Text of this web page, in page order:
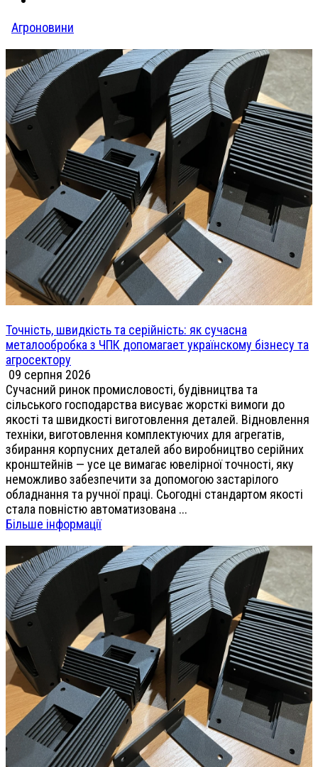
Агроновини
Точність, швидкість та серійність: як сучасна
металообробка з ЧПК допомагает українскому бізнесу та
агросектору
09 серпня 2026
Сучасний ринок промисловості, будівництва та
сільського господарства висуває жорсткі вимоги до
якості та швидкості виготовлення деталей. Відновлення
техніки, виготовлення комплектуючих для агрегатів,
збирання корпусних деталей або виробництво серійних
кронштейнів — усе це вимагає ювелірної точності, яку
неможливо забезпечити за допомогою застарілого
обладнання та ручної праці. Сьогодні стандартом якості
стала повністю автоматизована ...
Більше інформації